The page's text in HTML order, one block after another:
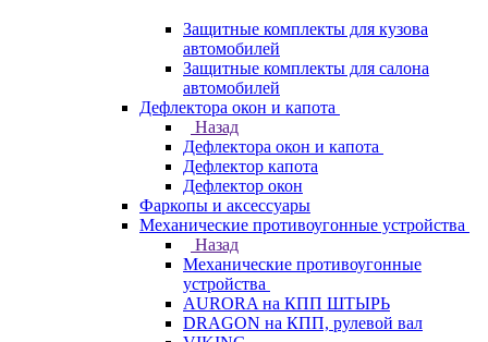
Защитные комплекты для кузова
автомобилей
Защитные комплекты для салона
автомобилей
Дефлектора окон и капота
Назад
Дефлектора окон и капота
Дефлектор капота
Дефлектор окон
Фаркопы и аксессуары
Механические противоугонные устройства
Назад
Механические противоугонные
устройства
AURORA на КПП ШТЫРЬ
DRAGON на КПП, рулевой вал